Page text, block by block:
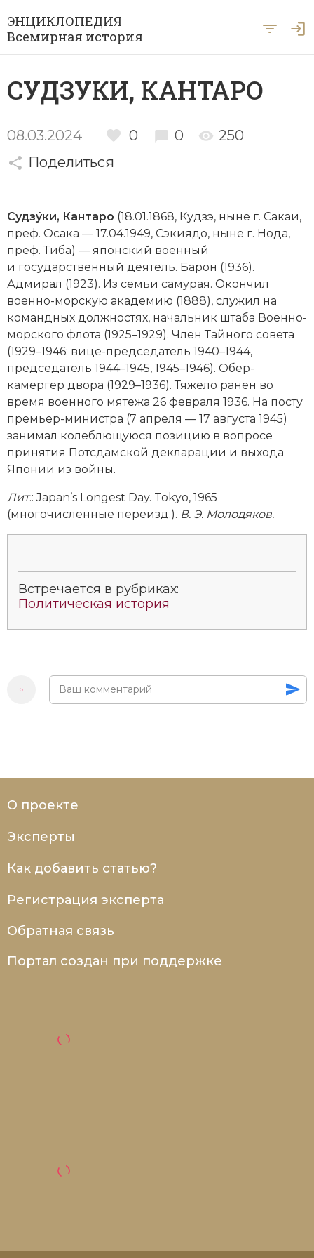
ЭНЦИКЛОПЕДИЯ
Всемирная история
Рубрики
Азия
Археология
Ближний Восток
Византия
Военная история
Генеалогия, геральдика
Государство и право
Европа
Историческая география и топонимика
История материальной и духовной культуры
История международных отношений
История, философия, теория и методология
Итория международных отношений
Латинская Америка
Новейшая история
Нумизматика
Религия и церковь
Северная Америка
Южная Америка
Античность
История Первобытного общества
История Средних веков
Новая история
Новейшая история
А … Я
Й К Л М Н О П Р С Т
У Ф Х Ц Ч Ш Щ
Ю Я
СУДЗУКИ, КАНТАРО
08.03.2024 0 0
250
Поделиться
Судзýки, Кантаро (18.01.1868, Кудзэ, ныне г. Сакаи,
преф. Осака — 17.04.1949, Сэкиядо, ныне г. Нода,
преф. Тиба) — японский военный
и государственный деятель. Барон (1936).
Адмирал (1923). Из семьи самурая. Окончил
военно-морскую академию (1888), служил на
командных должностях, начальник штаба Военно-
морского флота (1925–1929). Член Тайного совета
(1929–1946; вице-председатель 1940–1944,
председатель 1944–1945, 1945–1946). Обер-
камергер двора (1929–1936). Тяжело ранен во
время военного мятежа 26 февраля 1936. На посту
премьер-министра (7 апреля — 17 августа 1945)
занимал колеблющуюся позицию в вопросе
принятия Потсдамской декларации и выхода
Японии из вой­ны.
Лит.: Japan’s Longest Day. Tokyo, 1965
(многочисленные переизд.). В. Э. Молодяков.
Встречается в рубриках:
Политическая история
О проекте
Эксперты
Как добавить статью?
Регистрация эксперта
Обратная связь
Портал создан при поддержке